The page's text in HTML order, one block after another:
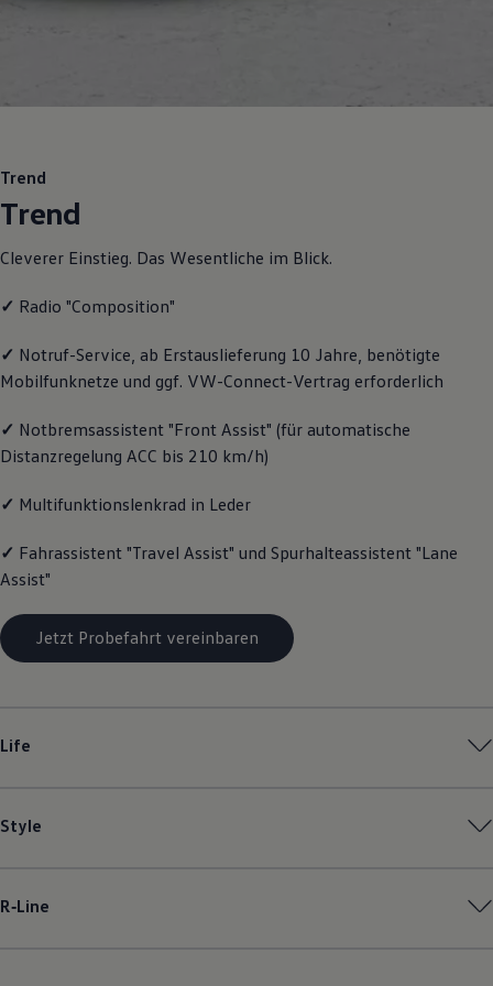
Digitale Extras
Handy und Fahrzeug verbinden
Über Ihr Auto
Vorgängermodelle
Kundeninformationen
Warn- und Kontrollleuchten
Assistenzsysteme
Digitale Betriebsanleitung
Magazin
Transport
Volkswagen R
Pannen- und Unfallhilfe
Volkswagen Kundenbetreuung
Trend
Trend
Cleverer Einstieg. Das Wesentliche im Blick.
✓ Radio "Composition"
✓ Notruf-Service , ab Erstauslieferung 10 Jahre, benötigte
Mobilfunknetze und ggf. VW-Connect-Vertrag erforderlich
✓ Notbremsassistent "Front Assist" (für automatische
Distanzregelung ACC bis 210 km/h)
✓ Multifunktionslenkrad in Leder
✓ Fahrassistent "Travel Assist" und Spurhalteassistent "Lane
Assist"
Jetzt Probefahrt vereinbaren
Life
Style
R‑Line